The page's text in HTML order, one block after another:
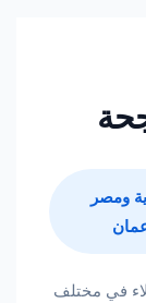
ومصر
في مختلف